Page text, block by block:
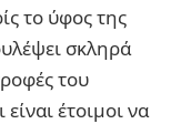
το ύφος της
σκληρά
του
έτοιμοι να